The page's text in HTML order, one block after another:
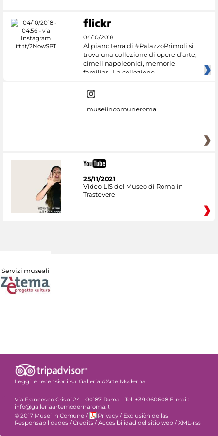
04/10/2018
Al piano terra di #PalazzoPrimoli si
trova una collezione di opere d’arte,
cimeli napoleonici, memorie
familiari. La collezione
museiincomuneroma
25/11/2021
Video LIS del Museo di Roma in
Trastevere
Servizi museali
Leggi le recensioni su: Galleria d'Arte Moderna
Via Francesco Crispi 24 - 00187 Roma - Tel. +39 060608 E-mail:
info@galleriaartemodernaroma.it
© 2017 Musei in Comune / Privacy / Exclusiòn de las
Responsabilidades / Credits / Accesibilidad del sitio web / XML-rss